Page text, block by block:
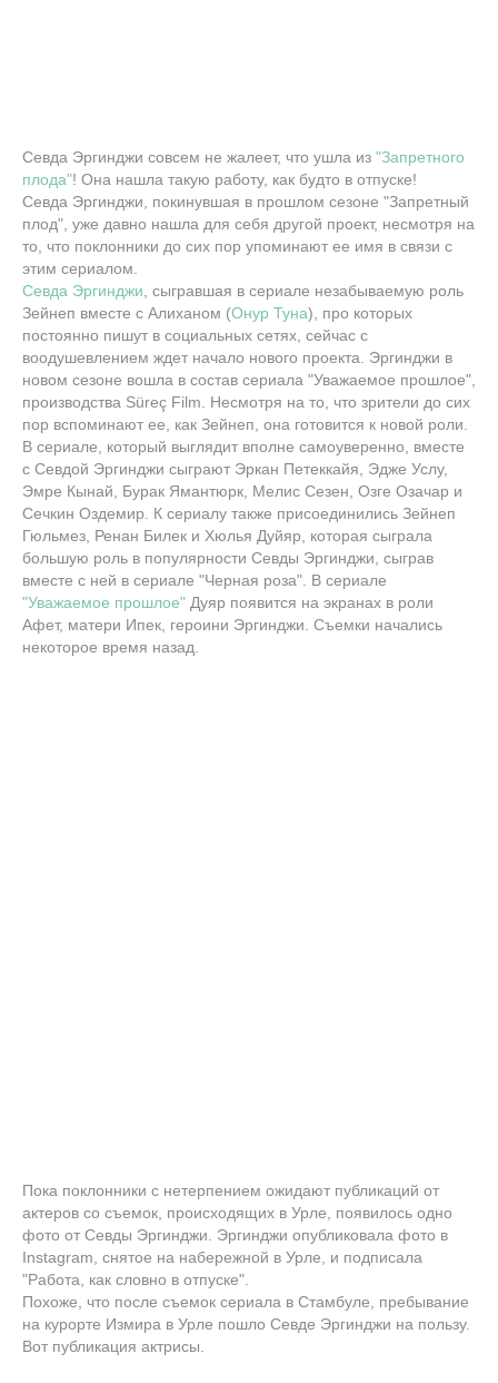
Севда Эргинджи совсем не жалеет, что ушла из "Запретного
плода"! Она нашла такую работу, как будто в отпуске!
Севда Эргинджи, покинувшая в прошлом сезоне "Запретный
плод", уже давно нашла для себя другой проект, несмотря на
то, что поклонники до сих пор упоминают ее имя в связи с
этим сериалом.
Севда Эргинджи, сыгравшая в сериале незабываемую роль
Зейнеп вместе с Алиханом (Онур Туна), про которых
постоянно пишут в социальных сетях, сейчас с
воодушевлением ждет начало нового проекта. Эргинджи в
новом сезоне вошла в состав сериала "Уважаемое прошлое",
производства Süreç Film. Несмотря на то, что зрители до сих
пор вспоминают ее, как Зейнеп, она готовится к новой роли.
В сериале, который выглядит вполне самоуверенно, вместе
с Севдой Эргинджи сыграют Эркан Петеккайя, Эдже Услу,
Эмре Кынай, Бурак Ямантюрк, Мелис Сезен, Озге Озачар и
Сечкин Оздемир. К сериалу также присоединились Зейнеп
Гюльмез, Ренан Билек и Хюлья Дуйяр, которая сыграла
большую роль в популярности Севды Эргинджи, сыграв
вместе с ней в сериале "Черная роза". В сериале
"Уважаемое прошлое" Дуяр появится на экранах в роли
Афет, матери Ипек, героини Эргинджи. Съемки начались
некоторое время назад.
Пока поклонники с нетерпением ожидают публикаций от
актеров со съемок, происходящих в Урле, появилось одно
фото от Севды Эргинджи. Эргинджи опубликовала фото в
Instagram, снятое на набережной в Урле, и подписала
"Работа, как словно в отпуске".
Похоже, что после съемок сериала в Стамбуле, пребывание
на курорте Измира в Урле пошло Севде Эргинджи на пользу.
Вот публикация актрисы.